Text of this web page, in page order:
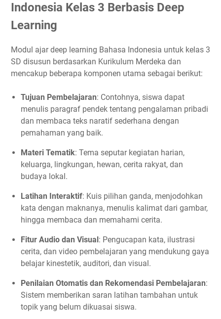
Indonesia Kelas 3 Berbasis Deep
Learning
Modul ajar deep learning Bahasa Indonesia untuk kelas 3
SD disusun berdasarkan Kurikulum Merdeka dan
mencakup beberapa komponen utama sebagai berikut:
Tujuan Pembelajaran: Contohnya, siswa dapat
menulis paragraf pendek tentang pengalaman pribadi
dan membaca teks naratif sederhana dengan
pemahaman yang baik.
Materi Tematik: Tema seputar kegiatan harian,
keluarga, lingkungan, hewan, cerita rakyat, dan
budaya lokal.
Latihan Interaktif: Kuis pilihan ganda, menjodohkan
kata dengan maknanya, menulis kalimat dari gambar,
hingga membaca dan memahami cerita.
Fitur Audio dan Visual: Pengucapan kata, ilustrasi
cerita, dan video pembelajaran yang mendukung gaya
belajar kinestetik, auditori, dan visual.
Penilaian Otomatis dan Rekomendasi Pembelajaran:
Sistem memberikan saran latihan tambahan untuk
topik yang belum dikuasai siswa.